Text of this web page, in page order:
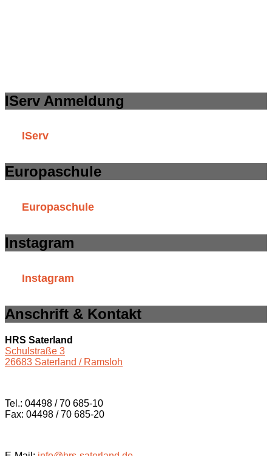
IServ Anmeldung
IServ
Europaschule
Europaschule
Instagram
Instagram
Anschrift & Kontakt
HRS Saterland
Schulstraße 3
26683 Saterland / Ramsloh
Tel.: 04498 / 70 685-10
Fax: 04498 / 70 685-20